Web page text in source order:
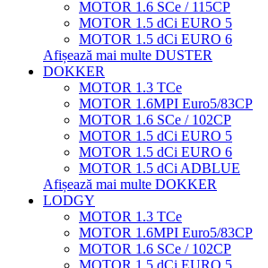
MOTOR 1.6 SCe / 115CP
MOTOR 1.5 dCi EURO 5
MOTOR 1.5 dCi EURO 6
Afișează mai multe DUSTER
DOKKER
MOTOR 1.3 TCe
MOTOR 1.6MPI Euro5/83CP
MOTOR 1.6 SCe / 102CP
MOTOR 1.5 dCi EURO 5
MOTOR 1.5 dCi EURO 6
MOTOR 1.5 dCi ADBLUE
Afișează mai multe DOKKER
LODGY
MOTOR 1.3 TCe
MOTOR 1.6MPI Euro5/83CP
MOTOR 1.6 SCe / 102CP
MOTOR 1.5 dCi EURO 5